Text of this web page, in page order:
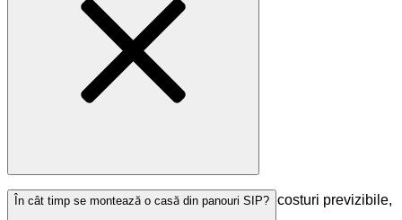
Eficiență energetică ridicată, montaj rapid, costuri previzibile,
În cât timp se montează o casă din panouri SIP?